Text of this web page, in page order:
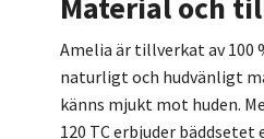
Material och
Amelia är tillverkat av 100
naturligt och hudvänligt
känns mjukt mot huden.
120 TC erbjuder